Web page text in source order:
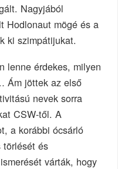
Nagyjából
Hodlonaut mögé és a
ki szimpátijukat.
lenne érdekes, milyen
Ám jöttek az első
nevek sorra
CSW-től. A
a korábbi ócsárló
törlését és
várták, hogy